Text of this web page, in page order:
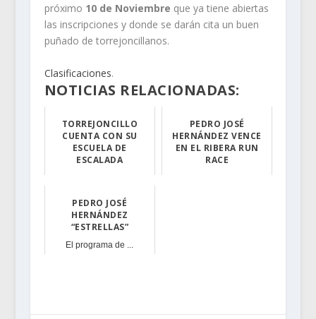
próximo 10 de Noviembre que ya tiene abiertas
las inscripciones y donde se darán cita un buen
puñado de torrejoncillanos.
Clasificaciones.
NOTICIAS RELACIONADAS:
TORREJONCILLO
CUENTA CON SU
ESCUELA DE
ESCALADA
PEDRO JOSÉ
HERNÁNDEZ VENCE
EN EL RIBERA RUN
RACE
PEDRO JOSÉ
HERNÁNDEZ
“ESTRELLAS”
El programa de ...